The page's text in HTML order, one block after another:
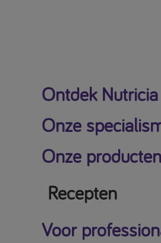
Ontdek Nutricia
Onze
Onze producten
Recepten
Voor